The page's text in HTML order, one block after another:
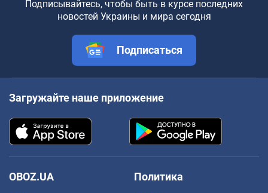
Подписывайтесь, чтобы быть в курсе последних
новостей Украины и мира сегодня
Подписаться
Загружайте наше приложение
OBOZ.UA
Политика